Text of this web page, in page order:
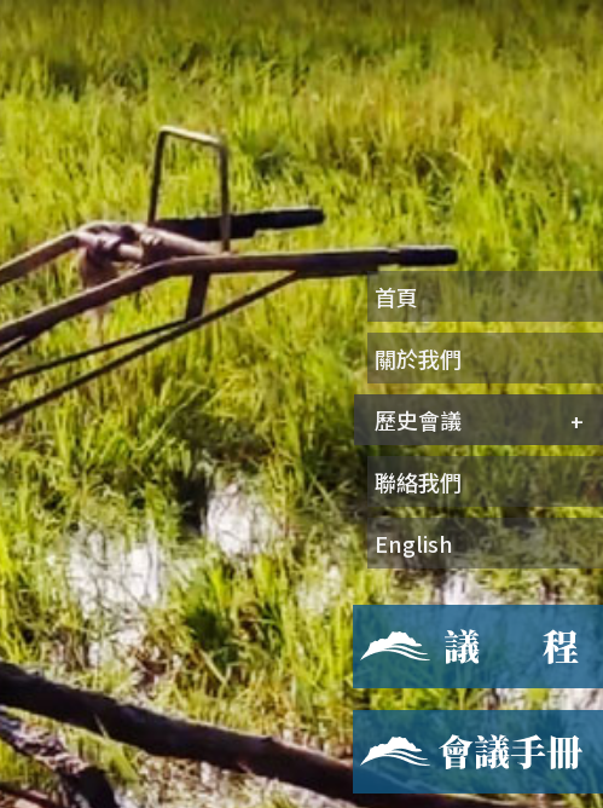
首頁
關於我們
歷史會議
聯絡我們
English
會議手冊